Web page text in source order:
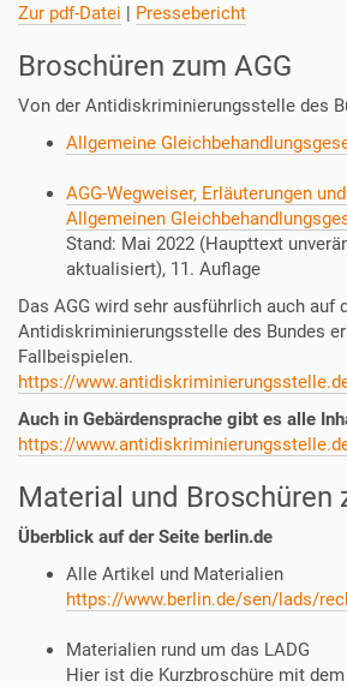
Zur pdf-Datei | Pressebericht
Broschüren zum AGG
Von der Antidiskriminierungsstelle des
Allgemeine
AGG-Wegweiser, Erläuterungen
Allgemeinen
Stand: Mai 2022 (Haupttext
aktualisiert), 11. Auflage
Das AGG wird sehr ausführlich auch auf
Antidiskriminierungsstelle des Bundes
Fallbeispielen.
https://
Auch in Gebärdensprache gibt es alle
https://
Material und Broschüren
Überblick auf der Seite berlin.de
Alle Artikel und Materialien
https://www.berlin.de/sen/lads/
Materialien rund um das LADG
Hier ist die Kurzbroschüre mit